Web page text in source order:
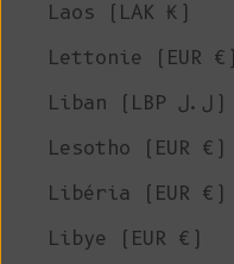
Laos (LAK ₭)
Lettonie (EUR €)
Liban (LBP ل.ل)
Lesotho (EUR €)
Libéria (EUR €)
Libye (EUR €)